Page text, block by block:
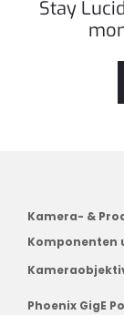
Stay
Kamera- &
Komponenten
Phoenix GigE